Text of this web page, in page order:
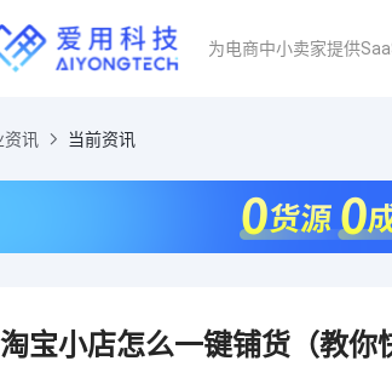
为电商中小卖家提供
资讯 当前资讯
淘宝小店怎么一键铺货（教